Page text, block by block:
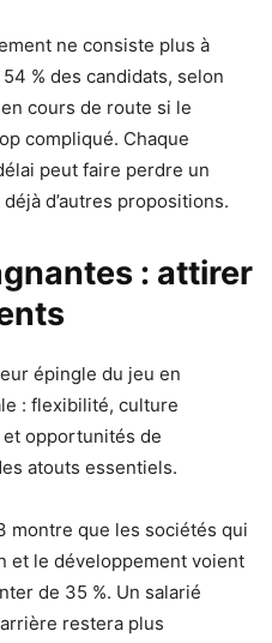
ne consiste plus à
% des candidats, selon
cours de route si le
compliqué. Chaque
peut faire perdre un
d’autres propositions.
: attirer
épingle du jeu en
: flexibilité, culture
opportunités de
atouts essentiels.
montre que les sociétés qui
et le développement voient
de 35 %. Un salarié
restera plus